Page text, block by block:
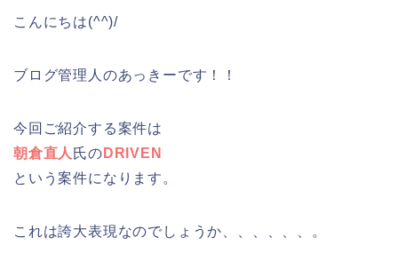
こんにちは(^^)/
ブログ管理人のあっきーです！！
今回ご紹介する案件は
朝倉直人 氏の DRIVEN
という案件になります。
これは誇大表現なのでしょうか、、、、、、。